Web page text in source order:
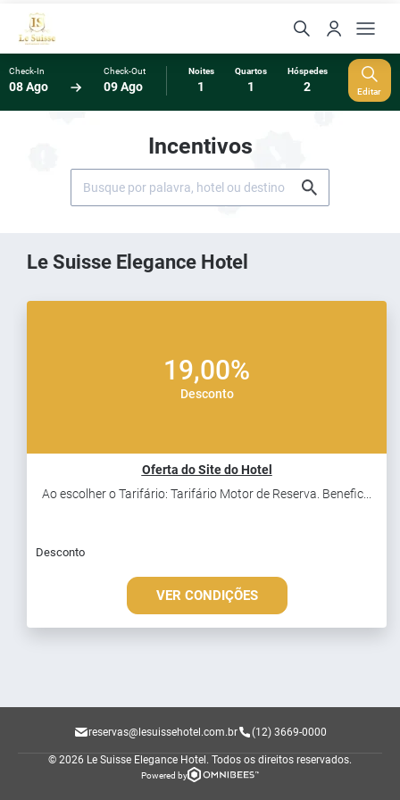
Check-In
08 Ago
Check-Out
09 Ago
Noites
1
Quartos
1
Hóspedes
2 Editar
Incentivos
Le Suisse Elegance Hotel
19,00%
Desconto
Oferta do Site do Hotel
Ao escolher o Tarifário: Tarifário Motor de Reserva. Benefic...
Desconto
VER CONDIÇÕES
reservas@lesuissehotel.com.br (12) 3669-0000
© 2026 Le Suisse Elegance Hotel. Todos os direitos reservados.
Powered by